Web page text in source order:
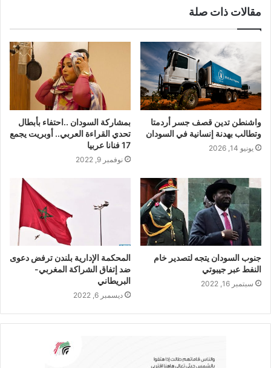
مقالات ذات صلة
واشنطن تدين قصف جسر أردمتا
وتطالب بهدنة إنسانية في السودان
يونيو 14, 2026
بمشاركة السودان ..احتفاء بأبطال
تحدي القراءة العربي.. أوبريت يجمع
17 فنانا عربيا
نوفمبر 9, 2022
جنوب السودان يتجه لتصدير خام
النفط عبر جيبوتي
سبتمبر 16, 2022
المحكمة الإدارية بلندن ترفض دعوى
ضد إتفاق الشراكة المغربي-
البريطاني
ديسمبر 6, 2022